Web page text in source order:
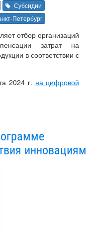
Субсидии
Петербург
отбор организаций
затрат на
в соответствии с
2024 г. на цифровой
инновациям